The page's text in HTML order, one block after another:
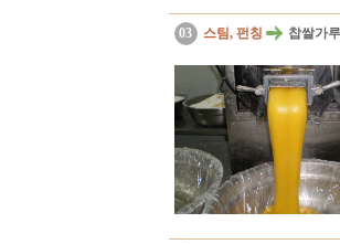
03 스팀, 펀칭 찹쌀가